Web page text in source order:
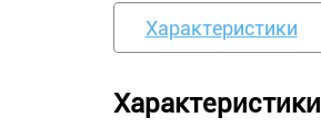
Характеристики
Характеристики